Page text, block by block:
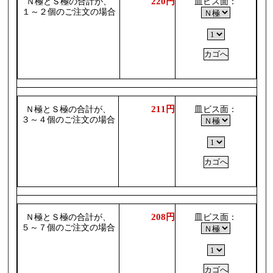
１～２個のご注文の場合
Ｎ極とＳ極の合計が、
３～４個のご注文の場合
211円 皿ビス面：
Ｎ極とＳ極の合計が、
５～７個のご注文の場合
208円 皿ビス面：